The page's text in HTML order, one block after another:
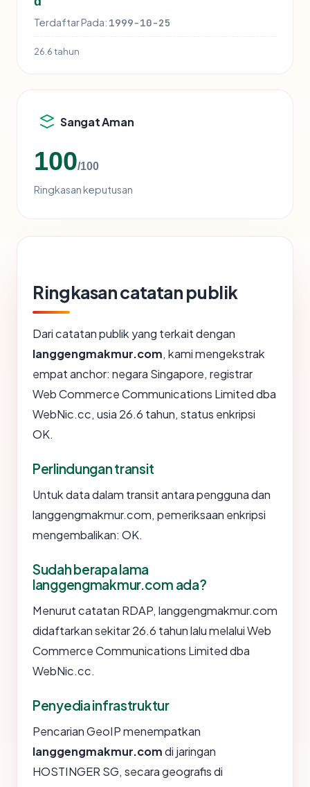
Terdaftar Pada: 1999-10-25
26.6 tahun
Sangat Aman
100/100
Ringkasan keputusan
Ringkasan catatan publik
Dari catatan publik yang terkait dengan
langgengmakmur.com, kami mengekstrak
empat anchor: negara Singapore, registrar
Web Commerce Communications Limited dba
WebNic.cc, usia 26.6 tahun, status enkripsi
OK.
Perlindungan transit
Untuk data dalam transit antara pengguna dan
langgengmakmur.com, pemeriksaan enkripsi
mengembalikan: OK.
Sudah berapa lama
langgengmakmur.com ada?
Menurut catatan RDAP, langgengmakmur.com
didaftarkan sekitar 26.6 tahun lalu melalui Web
Commerce Communications Limited dba
WebNic.cc.
Penyedia infrastruktur
Pencarian GeoIP menempatkan
langgengmakmur.comdi jaringan
HOSTINGER SG, secara geografis di